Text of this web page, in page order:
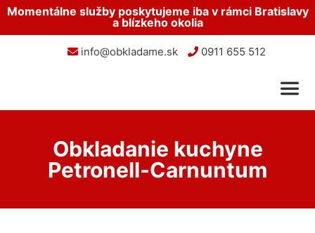
Momentálne služby poskytujeme iba v rámci Bratislavy
a blízkeho okolia
info@obkladame.sk 0911 655 512
Obkladanie kuchyne
Petronell-Carnuntum